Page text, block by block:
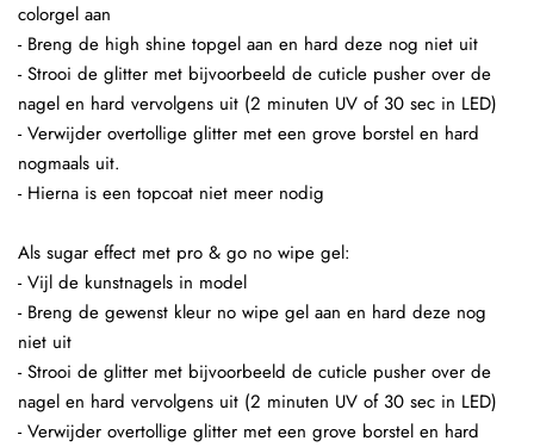
colorgel aan
- Breng de high shine topgel aan en hard deze nog niet uit
- Strooi de glitter met bijvoorbeeld de cuticle pusher over de
nagel en hard vervolgens uit (2 minuten UV of 30 sec in LED)
- Verwijder overtollige glitter met een grove borstel en hard
nogmaals uit.
- Hierna is een topcoat niet meer nodig
Als sugar effect met pro & go no wipe gel:
- Vijl de kunstnagels in model
- Breng de gewenst kleur no wipe gel aan en hard deze nog
niet uit
- Strooi de glitter met bijvoorbeeld de cuticle pusher over de
nagel en hard vervolgens uit (2 minuten UV of 30 sec in LED)
- Verwijder overtollige glitter met een grove borstel en hard